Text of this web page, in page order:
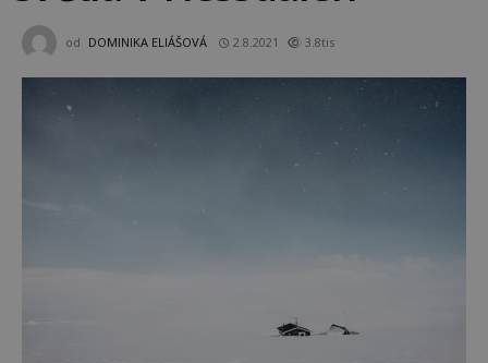
od DOMINIKA ELIÁŠOVÁ 2.8.2021 3.8tis